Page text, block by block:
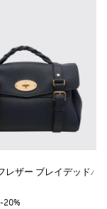
ラップ＆トップハンド
レザー ブレイデッドハ
-20%